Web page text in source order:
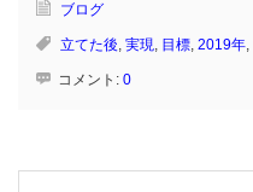
ブログ
立てた後, 実現, 目標, 2019年,
コメント: 0